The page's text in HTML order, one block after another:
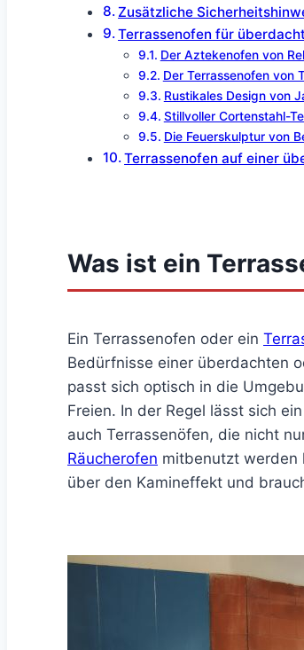
Zusätzliche
Terrassenofen für
Der Aztekenofen von
Der Terrassenofen von
Rustikales Design von
Stillvoller Cortenstahl-
Die Feuerskulptur von
Terrassenofen auf einer
Was ist ein
Ein Terrassenofen oder ein
Bedürfnisse einer überdachten
passt sich optisch in die
Freien. In der Regel lässt sich
auch Terrassenöfen, die nicht
Räucherofen mitbenutzt werden
über den Kamineffekt und